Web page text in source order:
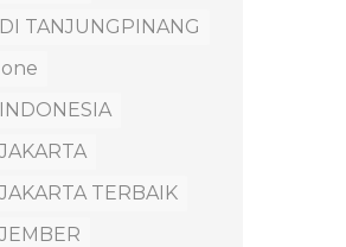
TANJUNGPINANG
TERBAIK